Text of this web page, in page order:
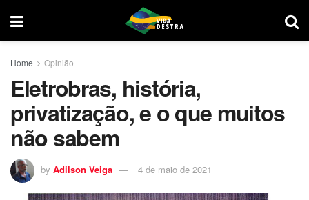
Home Opinião
Eletrobras, história,
privatização, e o que muitos
não sabem
by Adilson Veiga 4 de maio de 2021